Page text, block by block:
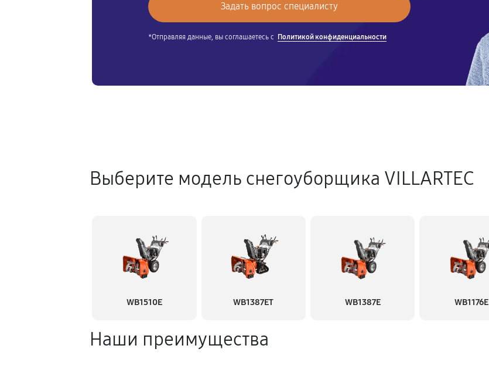
*Отправляя данные, вы соглашаетесь с Политикой конфиденциальности
Выберите модель снегоуборщика VILLARTEC
WB1510E WB1387ET WB1387E WB1176E
Наши преимущества